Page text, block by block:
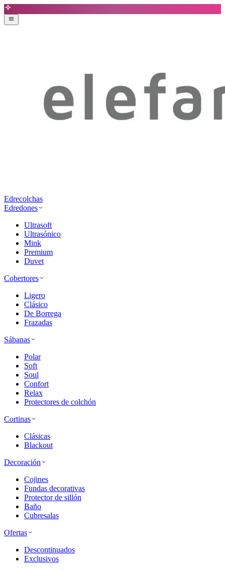
Edrecolchas
Edredones
Ultrasoft
Ultrasónico
Mink
Premium
Duvet
Cobertores
Ligero
Clásico
De Borrega
Frazadas
Sábanas
Polar
Soft
Soul
Confort
Relax
Protectores de colchón
Cortinas
Clásicas
Blackout
Decoración
Cojines
Fundas decorativas
Protector de sillón
Baño
Cubresalas
Ofertas
Descontinuados
Exclusivos